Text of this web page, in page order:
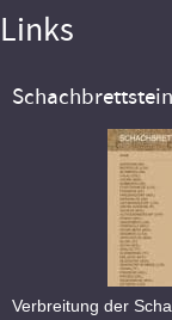
Links
Verbreitung der